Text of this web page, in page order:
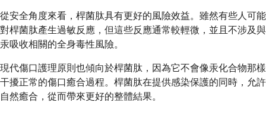
從安全角度來看，桿菌肽具有更好的風險效益。雖然有些人可能
對桿菌肽產生過敏反應，但這些反應通常較輕微，並且不涉及與
汞吸收相關的全身毒性風險。
現代傷口護理原則也傾向於桿菌肽，因為它不會像汞化合物那樣
干擾正常的傷口癒合過程。桿菌肽在提供感染保護的同時，允許
自然癒合，從而帶來更好的整體結果。